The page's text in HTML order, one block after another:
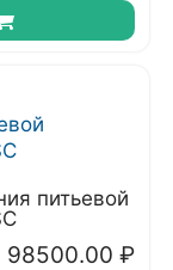
питьевой
98500.00 ₽